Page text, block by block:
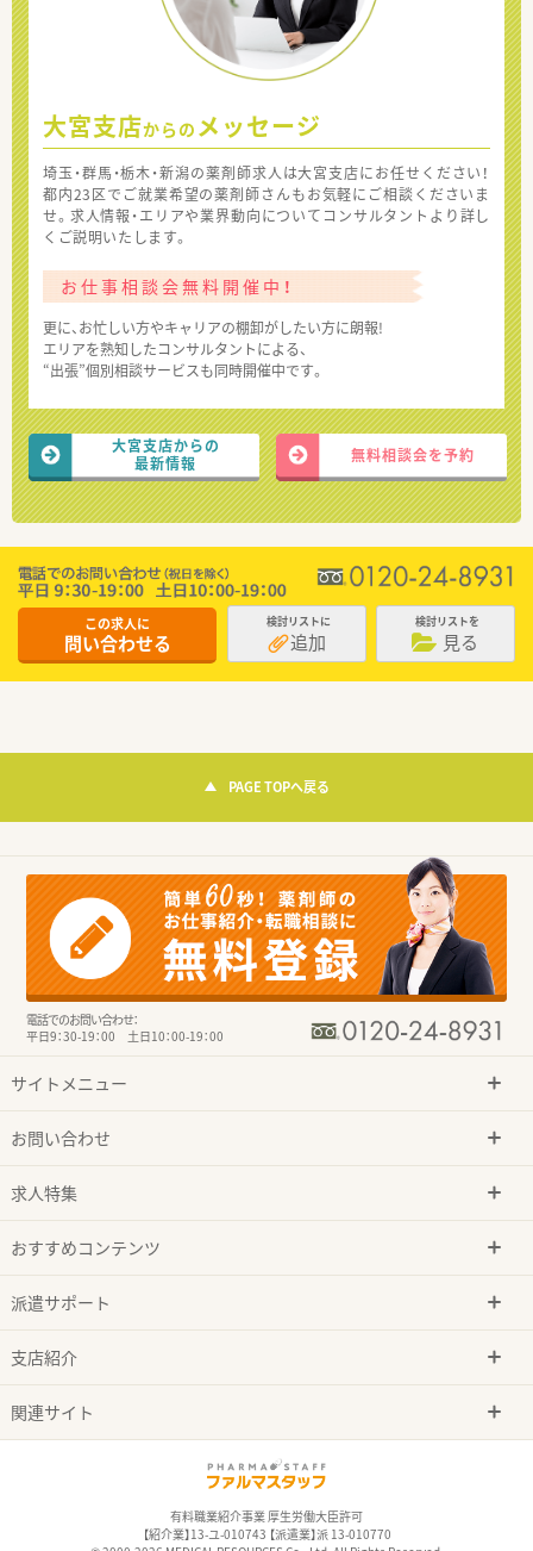
大宮支店からの メッセージ
埼玉・群馬・栃木・新潟の薬剤師求人は大宮支店にお任せください！
都内23区でご就業希望の薬剤師さんもお気軽にご相談くださいま
せ。求人情報・エリアや業界動向についてコンサルタントより詳し
くご説明いたします。
お仕事相談会無料開催中！
更に、お忙しい方やキャリアの棚卸がしたい方に朗報!
エリアを熟知したコンサルタントによる、
“出張”個別相談サービスも同時開催中です。
大宮支店からの
最新情報
無料相談会を予約
この求人に
問い合わせる
検討リストに
追加
検討リストを
見る
PAGE TOPへ戻る
電話でのお問い合わせ：
平日9：30-19：00 土日10：00-19：00
サイトメニュー
お問い合わせ
求人特集
おすすめコンテンツ
派遣サポート
支店紹介
関連サイト
有料職業紹介事業 厚生労働大臣許可
【紹介業】13-ユ-010743 【派遣業】派 13-010770